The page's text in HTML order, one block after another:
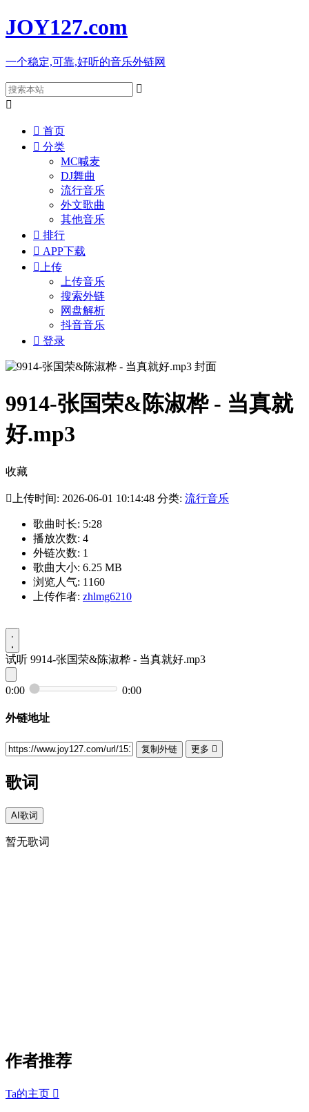
JOY127.com
一个稳定,可靠,好听的音乐外链网


 首页
 分类
MC喊麦
DJ舞曲
流行音乐
外文歌曲
其他音乐
 排行
 APP下载
 上传
上传音乐
搜索外链
网盘解析
抖音音乐
 登录
9914-张国荣&陈淑桦 - 当真就
好.mp3
收藏
 上传时间: 2026-06-01 10:14:48 分类: 流行音乐
歌曲时长: 5:28
播放次数: 4
外链次数: 1
歌曲大小: 6.25 MB
浏览人气: 1160
上传作者: zhlmg6210
试听 9914-张国荣&陈淑桦 - 当真就好.mp3
0:00 0:00
外链地址
复制外链 更多 
歌词
AI歌词
暂无歌词
作者推荐
Ta的主页 